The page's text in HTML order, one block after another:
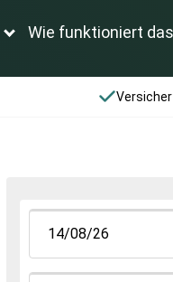
Wie funktioniert